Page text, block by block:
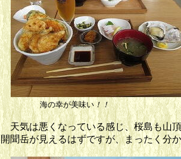
海の幸が美味い
天気は悪くなっている感じ、桜島も山
開聞岳が見えるはずですが、まったく分